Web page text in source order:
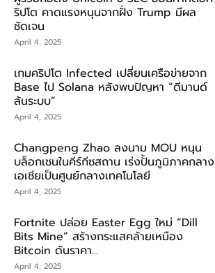
ริปโต คาดแรงหนุนจากฝั่ง Trump มีผล
ชัดเจน
April 4, 2025
เกมคริปโต Infected เปลี่ยนเครือข่ายจาก
Base ไป Solana หลังพบปัญหา “ดีมานด์
ล้นระบบ”
April 4, 2025
Changpeng Zhao ลงนาม MOU หนุน
บล็อกเชนในคีร์กีซสถาน เร่งปั้นภูมิภาคกลาง
เอเชียเป็นศูนย์กลางเทคโนโลยี
April 4, 2025
Fortnite ปล่อย Easter Egg ใหม่ “Dill
Bits Mine” สร้างกระแสคล้ายเหมือง
Bitcoin ดันราคา...
April 4, 2025